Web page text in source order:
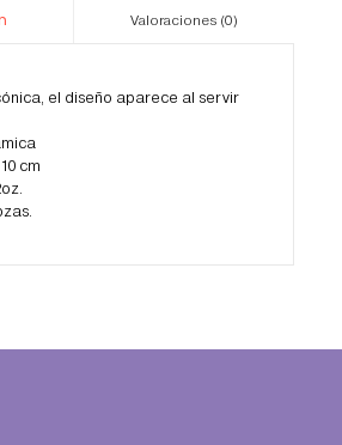
Valoraciones (0)
el diseño aparece al servir
cm